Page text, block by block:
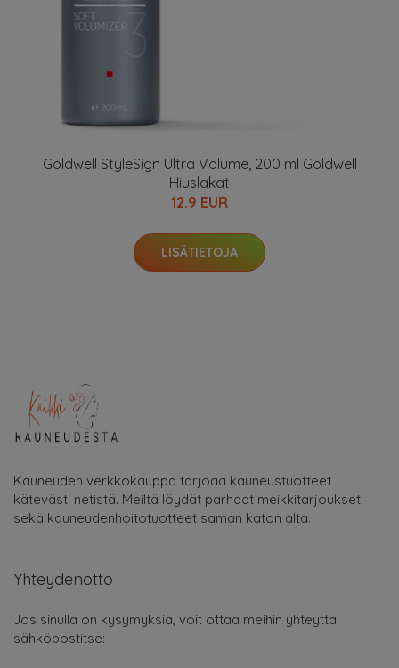
Goldwell StyleSign Ultra Volume, 200 ml Goldwell
Hiuslakat
12.9 EUR
LISÄTIETOJA
Kauneuden verkkokauppa tarjoaa kauneustuotteet
kätevästi netistä. Meiltä löydät parhaat meikkitarjoukset
sekä kauneudenhoitotuotteet saman katon alta.
Yhteydenotto
Jos sinulla on kysymyksiä, voit ottaa meihin yhteyttä
sähköpostitse: